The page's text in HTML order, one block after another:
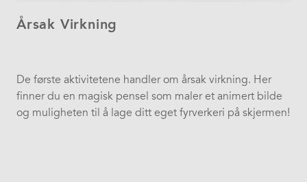
Årsak Virkning
De første aktivitetene handler om årsak virkning. Her
finner du en magisk pensel som maler et animert bilde
og muligheten til å lage ditt eget fyrverkeri på skjermen!